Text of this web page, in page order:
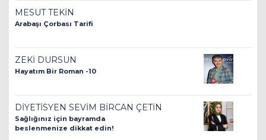
MESUT TEKİN
Arabaşı Çorbası Tarifi
ZEKİ DURSUN
Hayatım Bir Roman -10
DİYETİSYEN SEVİM BİRCAN ÇETİN
Sağlığınız için bayramda
beslenmenize dikkat edin!